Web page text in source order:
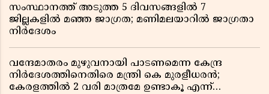
സംസ്ഥാനത്ത് അടുത്ത 5 ദിവസങ്ങളിൽ 7
ജില്ലകളിൽ മഞ്ഞ ജാഗ്രത; മണിമലയാറിൽ ജാഗ്രതാ
നിർദേശം
വന്ദേമാതരം മുഴുവനായി പാടണമെന്ന കേന്ദ്ര
നിർദേശത്തിനെതിരെ മന്ത്രി കെ മുരളീധരൻ;
കേരളത്തിൽ 2 വരി മാത്രമേ ഉണ്ടാകൂ എന്ന്